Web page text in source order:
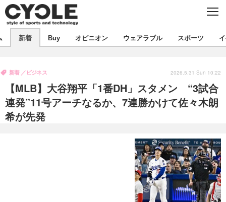
C
E
製品/用品
衣類
飲食
バックナンバー
コラム
インプレ
ボイス
デバイス
ビジネス
国内
スポーツ
写真
イベント
スポーツ
文化
出版／映画
ファッション
写真
政治
新着 Buy オピニオン ウェアラブル スポーツ
【MLB】大谷翔平「1番DH」スタメン “3試合
連発”11号アーチなるか、7連勝かけて佐々木朗
希が先発
新着 ビジネス 2026.5.31 Sun 10:22